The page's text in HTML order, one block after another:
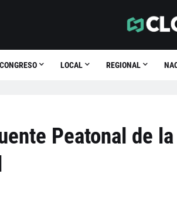
CONGRESO LOCAL REGIONAL
Peatonal de